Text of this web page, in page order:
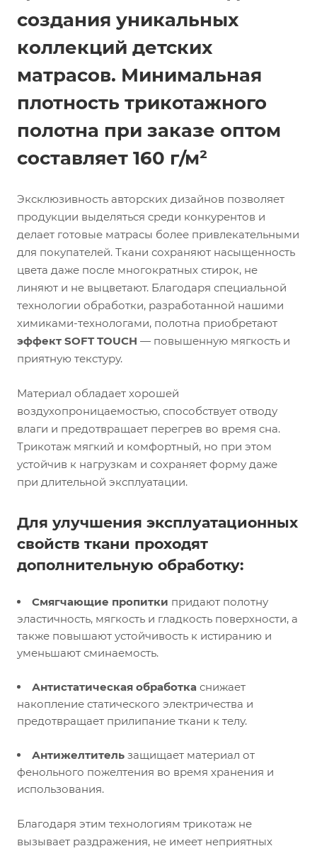
создания уникальных
коллекций детских
матрасов. Минимальная
плотность трикотажного
полотна при заказе оптом
составляет 160 г/м²
Эксклюзивность авторских дизайнов позволяет
продукции выделяться среди конкурентов и
делает готовые матрасы более привлекательными
для покупателей. Ткани сохраняют насыщенность
цвета даже после многократных стирок, не
линяют и не выцветают. Благодаря специальной
технологии обработки, разработанной нашими
химиками-технологами, полотна приобретают
эффект SOFT TOUCH — повышенную мягкость и
приятную текстуру.
Материал обладает хорошей
воздухопроницаемостью, способствует отводу
влаги и предотвращает перегрев во время сна.
Трикотаж мягкий и комфортный, но при этом
устойчив к нагрузкам и сохраняет форму даже
при длительной эксплуатации.
Для улучшения эксплуатационных
свойств ткани проходят
дополнительную обработку:
Смягчающие пропитки придают полотну
эластичность, мягкость и гладкость поверхности, а
также повышают устойчивость к истиранию и
уменьшают сминаемость.
Антистатическая обработка снижает
накопление статического электричества и
предотвращает прилипание ткани к телу.
Антижелтитель защищает материал от
фенольного пожелтения во время хранения и
использования.
Благодаря этим технологиям трикотаж не
вызывает раздражения, не имеет неприятных